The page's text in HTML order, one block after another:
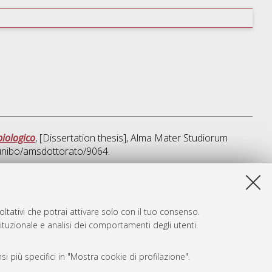
che potrai attivare solo con il tuo consenso.
e analisi dei comportamenti degli utenti.
più specifici in "Mostra cookie di profilazione".
, [Dissertation thesis], Alma Mater Studiorum
amsdottorato/9064.
Thu Aug 6 20:30:53 2026 CEST.